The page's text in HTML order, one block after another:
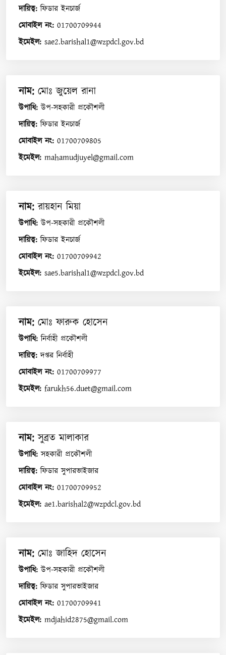
দায়িত্ব:ফিডার ইনচার্জ
মোবাইল নং: 01700709944
ইমেইল: sae2.barishal1@wzpdcl.gov.bd
নাম: মোঃ জুয়েল রানা
উপাধি:উপ-সহকারী প্রকৌশলী
দায়িত্ব:ফিডার ইনচার্জ
মোবাইল নং: 01700709805
ইমেইল: mahamudjuyel@gmail.com
নাম:রায়হান মিয়া
উপাধি:উপ-সহকারী প্রকৌশলী
দায়িত্ব:ফিডার ইনচার্জ
মোবাইল নং: 01700709942
ইমেইল: sae5.barishal1@wzpdcl.gov.bd
নাম: মোঃ ফারুক হোসেন
উপাধি:নির্বাহী প্রকৌশলী
দায়িত্ব:দপ্তর নির্বাহী
মোবাইল নং: 01700709977
ইমেইল: farukh56.duet@gmail.com
নাম:সুব্রত মালাকার
উপাধি:সহকারী প্রকৌশলী
দায়িত্ব:ফিডার সুপারভাইজার
মোবাইল নং: 01700709952
ইমেইল: ae1.barishal2@wzpdcl.gov.bd
নাম: মোঃ জাহিদ হোসেন
উপাধি:উপ-সহকারী প্রকৌশলী
দায়িত্ব:ফিডার সুপারভাইজার
মোবাইল নং: 01700709941
ইমেইল: mdjahid2875@gmail.com